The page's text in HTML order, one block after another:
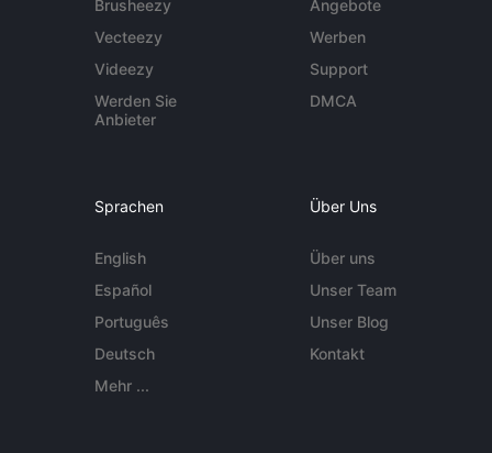
Brusheezy
Vecteezy
Videezy
Werden Sie
Anbieter
Angebote
Werben
Support
DMCA
Sprachen
English
Español
Português
Deutsch
Mehr ...
Über Uns
Über uns
Unser Team
Unser Blog
Kontakt